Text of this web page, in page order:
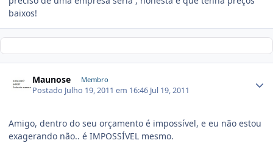
baixos!
Maunose Membro
Postado Julho 19, 2011 em 16:46 Jul 19, 2011
Amigo, dentro do seu orçamento é impossível, e eu não estou
exagerando não.. é IMPOSSÍVEL mesmo.